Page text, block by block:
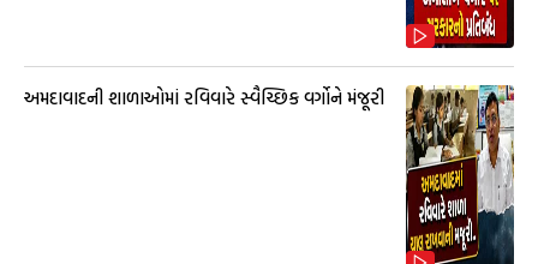
અમદાવાદની શાળાઓમાં રવિવારે સ્વૈચ્છિક વર્ગોને મંજૂરી